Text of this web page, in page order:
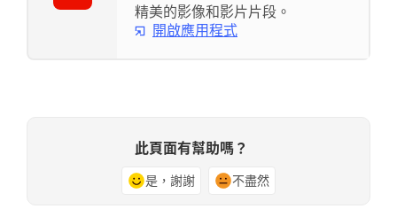
精美的影像和影片片段。
開啟應用程式
此頁面有幫助嗎？
是，謝謝 不盡然